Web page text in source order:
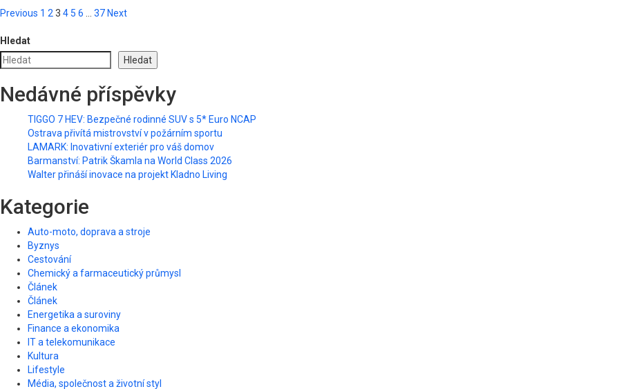
Posts
pagination
Previous 1 23 4 5 6 … 37 Next
Hledat
Hledat
Nedávné příspěvky
TIGGO 7 HEV: Bezpečné rodinné SUV s 5* Euro NCAP
Ostrava přivítá mistrovství v požárním sportu
LAMARK: Inovativní exteriér pro váš domov
Barmanství: Patrik Škamla na World Class 2026
Walter přináší inovace na projekt Kladno Living
Kategorie
Auto-moto, doprava a stroje
Byznys
Cestování
Chemický a farmaceutický průmysl
Článek
Článek
Energetika a suroviny
Finance a ekonomika
IT a telekomunikace
Kultura
Lifestyle
Média, společnost a životní styl